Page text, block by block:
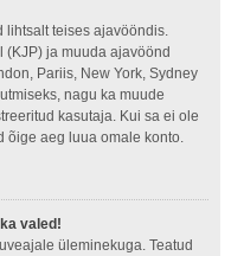
lihtsalt teises ajavööndis.
ja muuda ajavöönd
Pariis, New York, Sydney
nagu ka muude
kasutaja. Kui sa ei ole
õige aeg luua omale konto.
valed!
üleminekuga. Teatud